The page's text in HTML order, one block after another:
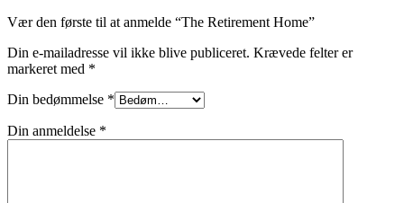
Vær den første til at anmelde “The Retirement Home”
Din e-mailadresse vil ikke blive publiceret. Krævede felter er
markeret med *
Din bedømmelse *
Din anmeldelse *